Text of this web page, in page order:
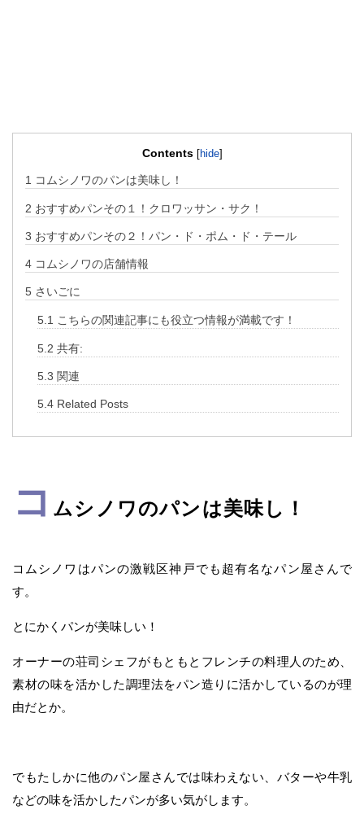
Contents [hide]
1 コムシノワのパンは美味し！
2 おすすめパンその１！クロワッサン・サク！
3 おすすめパンその２！パン・ド・ポム・ド・テール
4 コムシノワの店舗情報
5 さいごに
5.1 こちらの関連記事にも役立つ情報が満載です！
5.2 共有:
5.3 関連
5.4 Related Posts
コ ムシノワのパンは美味し！
コムシノワはパンの激戦区神戸でも超有名なパン屋さんで
す。
とにかくパンが美味しい！
オーナーの荘司シェフがもともとフレンチの料理人のため、
素材の味を活かした調理法をパン造りに活かしているのが理
由だとか。
でもたしかに他のパン屋さんでは味わえない、バターや牛乳
などの味を活かしたパンが多い気がします。